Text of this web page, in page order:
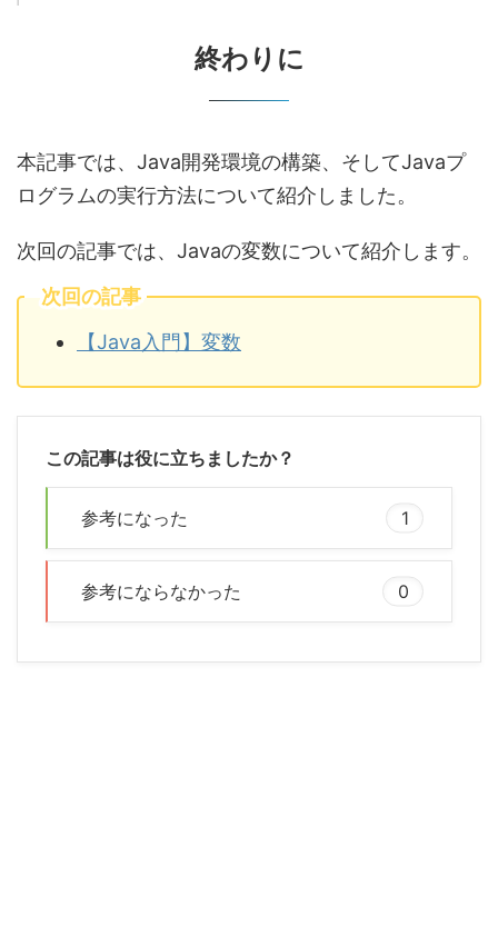
終わりに
本記事では、Java開発環境の構築、そしてJavaプ
ログラムの実行方法について紹介しました。
次回の記事では、Javaの変数について紹介します。
次回の記事
【Java入門】変数
この記事は役に立ちましたか？
参考になった 1
参考にならなかった 0